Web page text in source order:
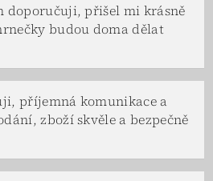
doporučuji, přišel mi krásně
budou doma dělat
příjemná komunikace a
zboží skvěle a bezpečně